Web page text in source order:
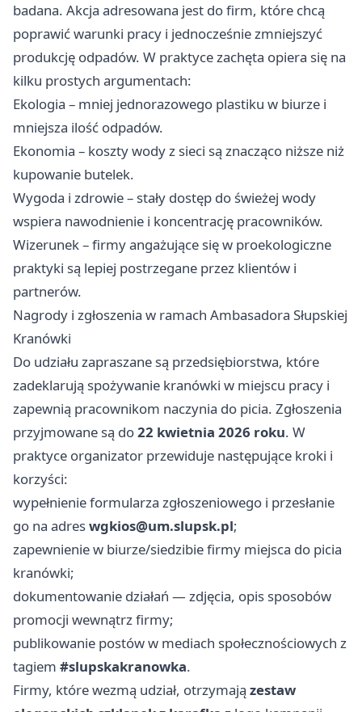
badana. Akcja adresowana jest do firm, które chcą
poprawić warunki pracy i jednocześnie zmniejszyć
produkcję odpadów. W praktyce zachęta opiera się na
kilku prostych argumentach:
Ekologia – mniej jednorazowego plastiku w biurze i
mniejsza ilość odpadów.
Ekonomia – koszty wody z sieci są znacząco niższe niż
kupowanie butelek.
Wygoda i zdrowie – stały dostęp do świeżej wody
wspiera nawodnienie i koncentrację pracowników.
Wizerunek – firmy angażujące się w proekologiczne
praktyki są lepiej postrzegane przez klientów i
partnerów.
Nagrody i zgłoszenia w ramach Ambasadora Słupskiej
Kranówki
Do udziału zapraszane są przedsiębiorstwa, które
zadeklarują spożywanie kranówki w miejscu pracy i
zapewnią pracownikom naczynia do picia. Zgłoszenia
przyjmowane są do22 kwietnia 2026 roku. W
praktyce organizator przewiduje następujące kroki i
korzyści:
wypełnienie formularza zgłoszeniowego i przesłanie
go na adreswgkios@um.slupsk.pl;
zapewnienie w biurze/siedzibie firmy miejsca do picia
kranówki;
dokumentowanie działań — zdjęcia, opis sposobów
promocji wewnątrz firmy;
publikowanie postów w mediach społecznościowych z
tagiem #slupskakranowka.
Firmy, które wezmą udział, otrzymają zestaw